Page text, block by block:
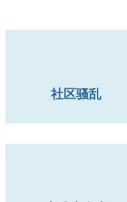
社区骚乱